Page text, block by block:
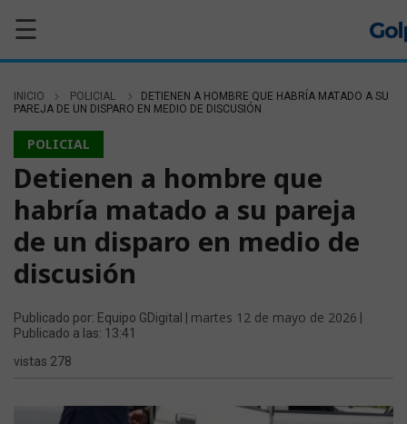
☰
INICIO POLICIAL
DETIENEN A HOMBRE QUE HABRÍA MATADO A SU
PAREJA DE UN DISPARO EN MEDIO DE DISCUSIÓN
POLICIAL
Detienen a hombre que
habría matado a su pareja
de un disparo en medio de
discusión
Publicado por: Equipo GDigital | martes 12 de mayo de 2026
Publicado a las: 13:41
vistas 278